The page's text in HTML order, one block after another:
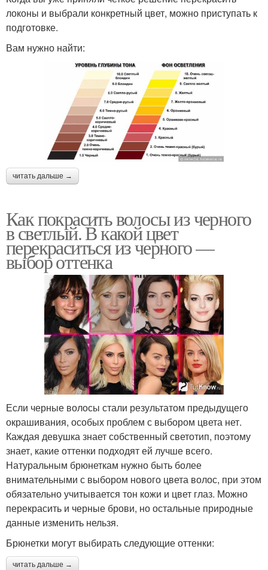
локоны и выбрали конкретный цвет, можно приступать к
подготовке.
Вам нужно найти:
читать дальше →
Как покрасить волосы из черного
в светлый. В какой цвет
перекраситься из черного —
выбор оттенка
Если черные волосы стали результатом предыдущего
окрашивания, особых проблем с выбором цвета нет.
Каждая девушка знает собственный светотип, поэтому
знает, какие оттенки подходят ей лучше всего.
Натуральным брюнеткам нужно быть более
внимательными с выбором нового цвета волос, при этом
обязательно учитывается тон кожи и цвет глаз. Можно
перекрасить и черные брови, но остальные природные
данные изменить нельзя.
Брюнетки могут выбирать следующие оттенки:
читать дальше →